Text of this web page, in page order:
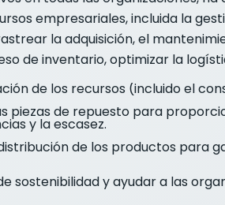
empresariales, incluida la
la adquisición, el
de inventario, optimizar la
de los recursos (incluido el
piezas de repuesto para
y la escasez.
de los productos para
sostenibilidad y ayudar a las